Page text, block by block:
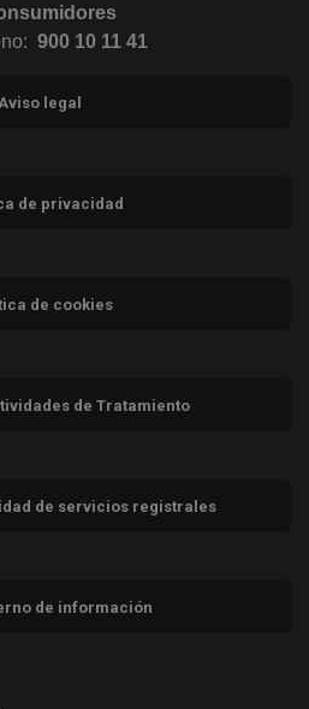
900 10 11 41
legal
de privacidad
de cookies
de Tratamiento
de servicios registrales
de información